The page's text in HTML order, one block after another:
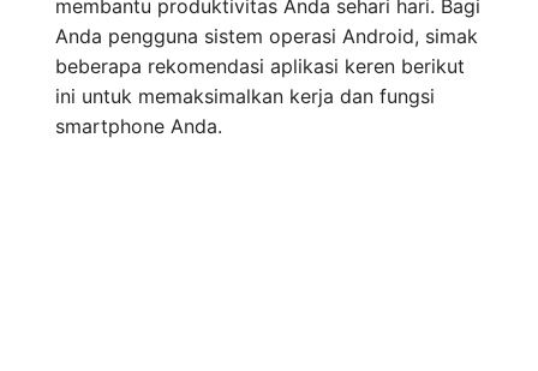
membantu produktivitas Anda sehari hari. Bagi
Anda pengguna sistem operasi Android, simak
beberapa rekomendasi aplikasi keren berikut
ini untuk memaksimalkan kerja dan fungsi
smartphone Anda.